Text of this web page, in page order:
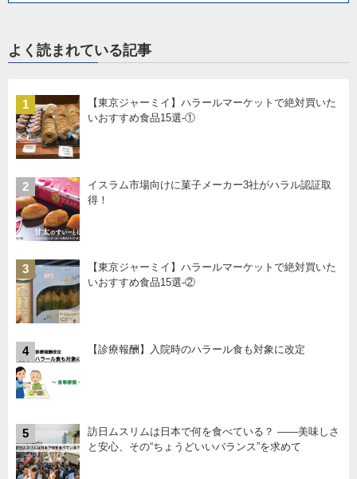
よく読まれている記事
1
【東京ジャーミイ】ハラールマーケットで絶対買いた
いおすすめ食品15選-①
2
イスラム市場向けに菓子メーカー3社がハラル認証取
得！
3
【東京ジャーミイ】ハラールマーケットで絶対買いた
いおすすめ食品15選-②
4 【診療報酬】入院時のハラール食も対象に改定
5
訪日ムスリムは日本で何を食べている？ ――美味しさ
と安心、その“ちょうどいいバランス”を求めて